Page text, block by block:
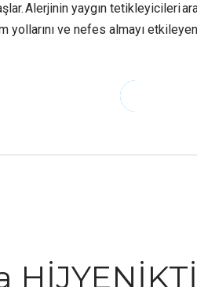
Alerjinin yaygın tetikleyicileri
yollarını ve nefes almayı